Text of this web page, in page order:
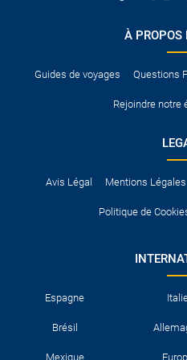
À PROPOS
Guides de voyages Questions
Rejoindre notre
Avis Légal Mentions Légales
Politique de
Espagne
Brésil
Mexique